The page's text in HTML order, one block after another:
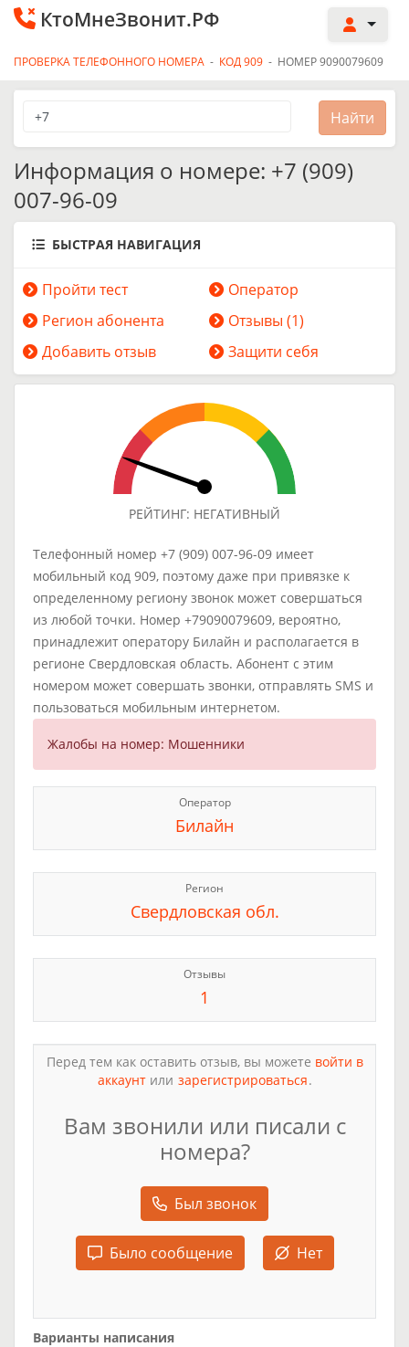
КтоМнеЗвонит.РФ
ПРОВЕРКА ТЕЛЕФОННОГО НОМЕРА - КОД 909 - НОМЕР 9090079609
Информация о номере: +7 (909)
007-96-09
БЫСТРАЯ НАВИГАЦИЯ
Пройти тест
Оператор
Регион абонента
Отзывы (1)
Добавить отзыв
Защити себя
РЕЙТИНГ: НЕГАТИВНЫЙ
Телефонный номер +7 (909) 007-96-09 имеет
мобильный код 909, поэтому даже при привязке к
определенному региону звонок может совершаться
из любой точки. Номер +79090079609, вероятно,
принадлежит оператору Билайн и располагается в
регионе Свердловская область. Абонент с этим
номером может совершать звонки, отправлять SMS и
пользоваться мобильным интернетом.
Жалобы на номер: Мошенники
Оператор
Билайн
Регион
Свердловская обл.
Отзывы
1
Перед тем как оставить отзыв, вы можете войти в
аккаунтили зарегистрироваться.
Вам звонили или писали с
номера?
Был звонок
Было сообщение Нет
Варианты написания